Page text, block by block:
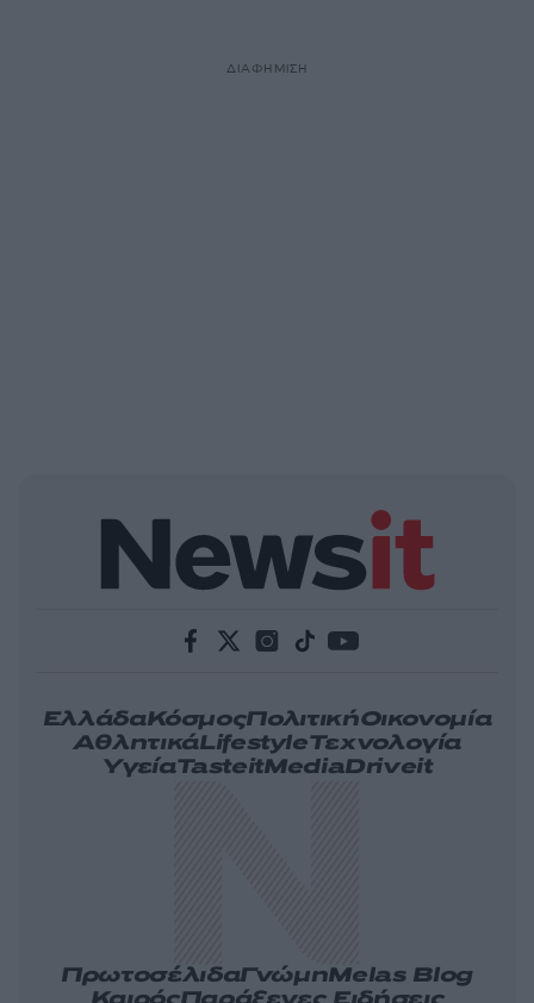
ΔΙΑΦΗΜΙΣΗ
ΕλλάδαΚόσμοςΠολιτικήΟικονομία
ΑθλητικάLifestyleΤεχνολογία
ΥγείαTasteitMediaDriveit
ΠρωτοσέλιδαΓνώμηMelas Blog